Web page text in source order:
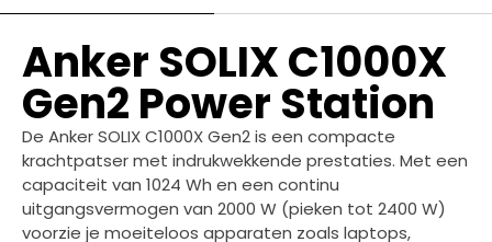
Anker SOLIX C1000X
Gen2 Power Station
De Anker SOLIX C1000X Gen2 is een compacte
krachtpatser met indrukwekkende prestaties. Met een
capaciteit van 1024 Wh en een continu
uitgangsvermogen van 2000 W (pieken tot 2400 W)
voorzie je moeiteloos apparaten zoals laptops,